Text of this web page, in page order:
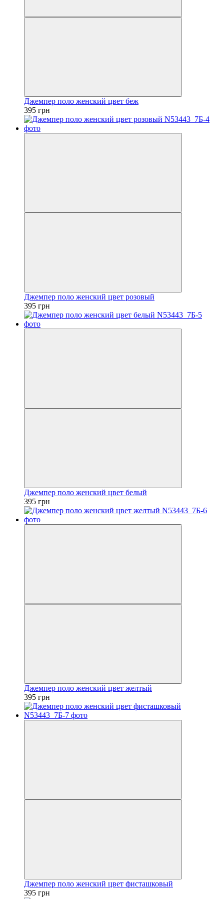
Джемпер поло женский цвет беж
395 грн
Джемпер поло женский цвет розовый
395 грн
Джемпер поло женский цвет белый
395 грн
Джемпер поло женский цвет желтый
395 грн
Джемпер поло женский цвет фисташковый
395 грн